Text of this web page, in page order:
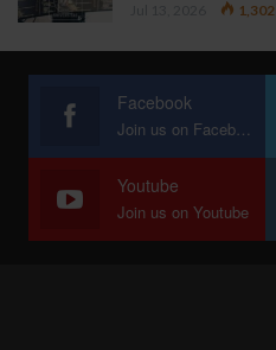
1,302
Facebook
Join us on Facebook
Youtube
Join us on Youtube